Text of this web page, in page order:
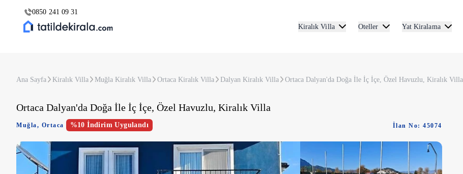
0850 241 09 31
Kiralık Villa
Oteller Yat Kiralama
Ana Sayfa Kiralık Villa Muğla Kiralık Villa Ortaca Kiralık Villa Dalyan Kiralık Villa Ortaca Dalyan'da Doğa İle İç İçe, Özel Havuzlu, Kiralık Villa
Ortaca Dalyan'da Doğa İle İç İçe, Özel Havuzlu, Kiralık Villa
Muğla, Ortaca %10 İndirim Uygulandı İlan No: 45074